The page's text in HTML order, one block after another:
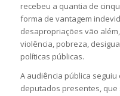
recebeu a quantia de
forma de vantagem
desapropriações vão
violência, pobreza,
políticas públicas.
A audiência pública
deputados presentes, que